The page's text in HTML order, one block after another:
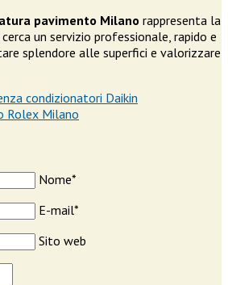
pavimento Milano rappresenta la
un servizio professionale, rapido e
splendore alle superfici e valorizzare
condizionatori Daikin
Rolex Milano
Nome*
E-mail*
Sito web